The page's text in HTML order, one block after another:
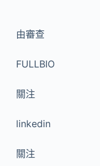
由審查
FULLBIO
關注
linkedin
關注